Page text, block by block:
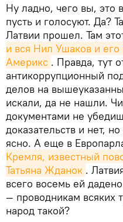
Ну ладно, чего вы, это
пусть и голосуют. Да?
Латвии прошел. Там
и вся Нил Ушаков и
Америкс . Правда, тут
антикоррупционный
делов на
искали, да не нашли.
документами не
доказательств и нет,
ясно. А еще в
Кремля, известный
Татьяна Жданок .
всего восемь ей
— проводникам всяких
народ такой?